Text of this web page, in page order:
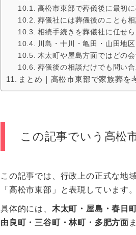
高松市東部で葬儀後に最初
葬儀社には葬儀後のことも
相続手続きを葬儀社に任せ
川島・十川・亀田・山田地
木太町や屋島方面ではどの
葬儀後の相談だけでも問い
まとめ｜高松市東部で家族葬を
この記事でいう高松
この記事では、行政上の正式な地
「高松市東部」と表現しています。
具体的には、 木太町・屋島・春日
由良町・三谷町・林町・多肥方面